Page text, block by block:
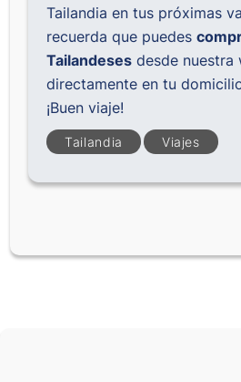
Tailandia en tus próximas
recuerda que puedes
Tailandeses desde
directamente en tu
¡Buen viaje!
Tailandia Viajes